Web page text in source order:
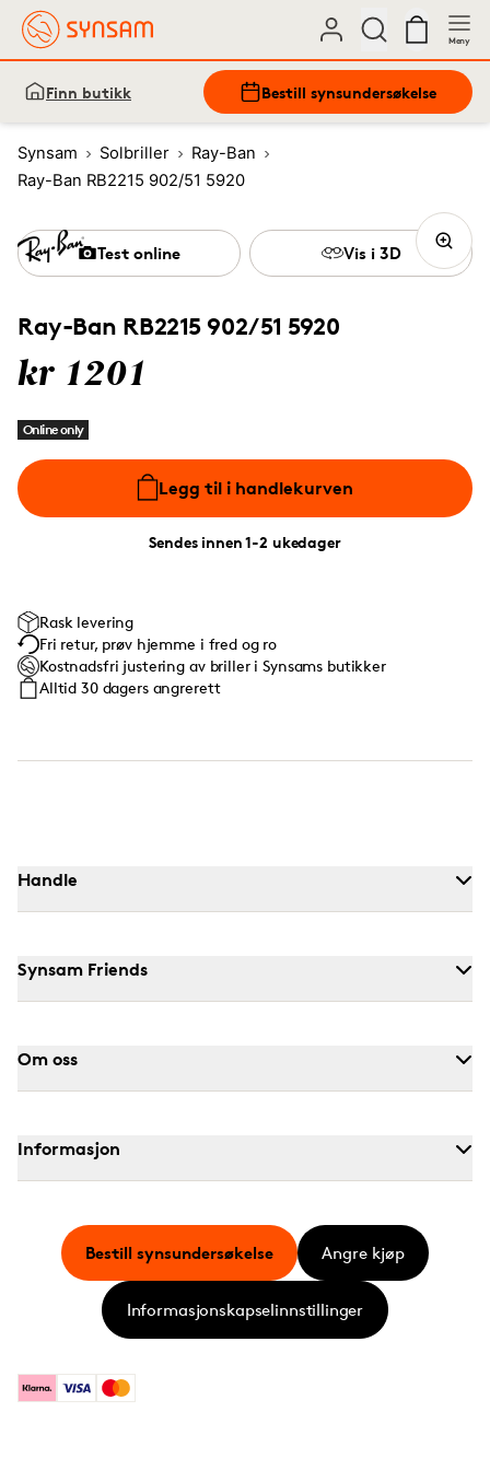
Meny
Finn butikk Bestill synsundersøkelse
Synsam Solbriller
Ray-Ban
Ray-Ban RB2215 902/51 5920
Ray-Ban RB2215 902/51 5920
kr 1201
Online only
Legg til i handlekurven
Sendes innen 1-2 ukedager
Test online Vis i 3D
Rask levering
Fri retur, prøv hjemme i fred og ro
Kostnadsfri justering av briller i Synsams butikker
Alltid 30 dagers angrerett
Handle
Synsam Friends
Om oss
Informasjon
KlarnaVisa Mastercard
Bestill synsundersøkelse Angre kjøp
Informasjonskapselinnstillinger